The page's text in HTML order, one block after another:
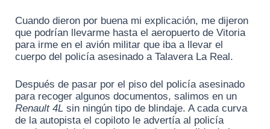
Cuando dieron por buena mi explicación, me dijeron
que podrían llevarme hasta el aeropuerto de Vitoria
para irme en el avión militar que iba a llevar el
cuerpo del policía asesinado a Talavera La Real.
Después de pasar por el piso del policía asesinado
para recoger algunos documentos, salimos en un
Renault 4L sin ningún tipo de blindaje. A cada curva
de la autopista el copiloto le advertía al policía